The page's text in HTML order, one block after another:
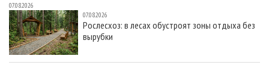
07.08.2026
07.08.2026
Рослесхоз: в лесах обустроят зоны отдыха без
вырубки